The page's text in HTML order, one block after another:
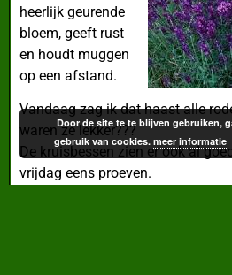
heerlijk geurende
bloem, geeft rust
en houdt muggen
op een afstand.
Vandaag zag ik dat haast alle
waren ze lekker???
De kruisbessen zien er ook al
vrijdag eens proeven.
Door de site te te blijven gebruiken,
gebruik van cookies.meer informatie